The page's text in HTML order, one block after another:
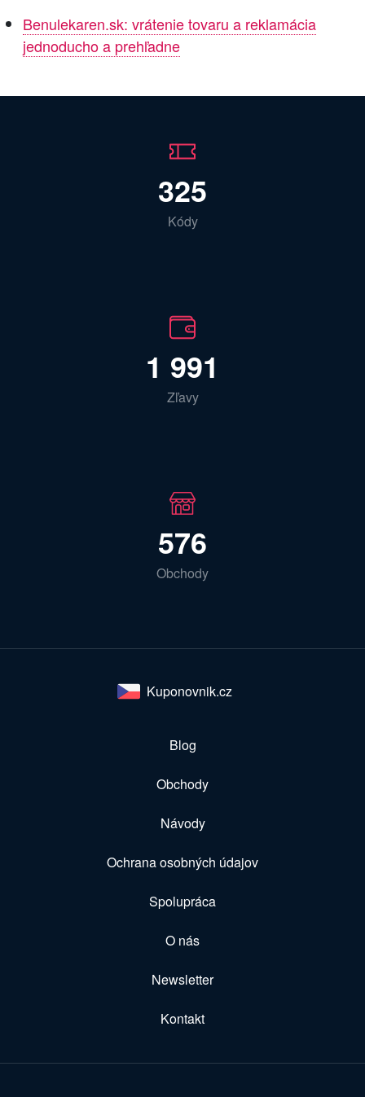
Benulekaren.sk: vrátenie tovaru a reklamácia
jednoducho a prehľadne
325
Kódy
1 991
Zľavy
576
Obchody
Kuponovnik.cz
Blog
Obchody
Návody
Ochrana osobných údajov
Spolupráca
O nás
Newsletter
Kontakt